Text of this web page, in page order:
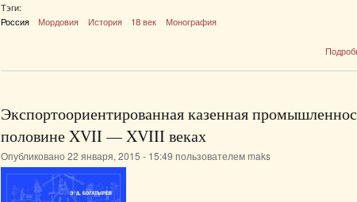
Тэги:
Россия
Мордовия История 18 век Монография
Экспортоориентированная казенная
половине XVII — XVIII веках
Опубликовано 22 января, 2015 - 15:49 пользователем maks